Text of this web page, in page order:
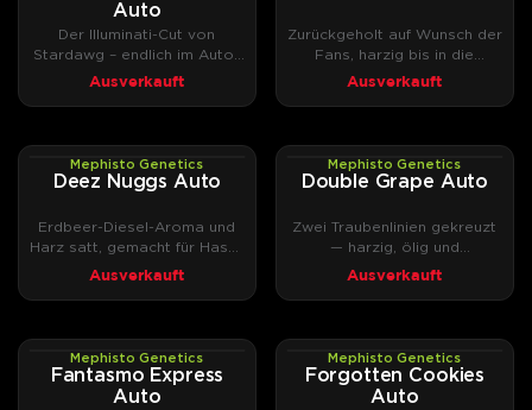
Auto
Der Illuminati-Cut von
Stardawg – endlich im Auto-
Format.
Ausverkauft
Zurückgeholt auf Wunsch der
Fans, harzig bis in die
Blattränder.
Ausverkauft
AUTOFEMMephisto Genetics
Deez Nuggs Auto
Erdbeer-Diesel-Aroma und
Harz satt, gemacht für Hasch
und Rosin
Ausverkauft
AUTOFEMMephisto Genetics
Double Grape Auto
Zwei Traubenlinien gekreuzt
— harzig, ölig und
ausgesprochen potent.
Ausverkauft
AUTOFEMMephisto Genetics
Fantasmo Express
Auto
AUTOFEMMephisto Genetics
Forgotten Cookies
Auto